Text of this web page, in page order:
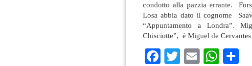
condotto alla pazzia errante.
Losa abbia dato il cognome
“Appuntamento a Londra”.
Chisciotte”, è Miguel de Cervantes
Facebook
TwitterEmail